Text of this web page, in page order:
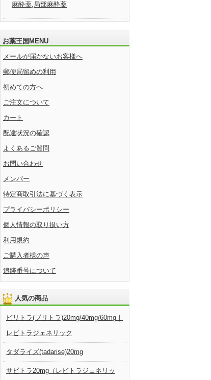
麻酔薬,局部麻酔薬
お薬王国MENU
メールが届かないお客様へ
郵便局留めの利用
初めての方へ
ご注文について
カート
配達状況の確認
よくあるご質問
お問い合わせ
メンバー
特定商取引法に基づく表示
プライバシーポリシー
個人情報の取り扱い方
利用規約
ご購入者様の声
追跡番号について
人気の商品
ビリトラ(ブリトラ)20mg/40mg/60mg｜
レビトラジェネリック
タダライズ(tadarise)20mg
サビトラ20mg（レビトラジェネリッ